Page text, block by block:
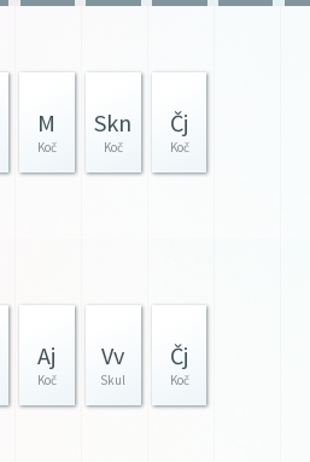
M
Koč
Skn
Koč
Čj
Koč
Aj
Koč
Vv
Skul
Čj
Koč